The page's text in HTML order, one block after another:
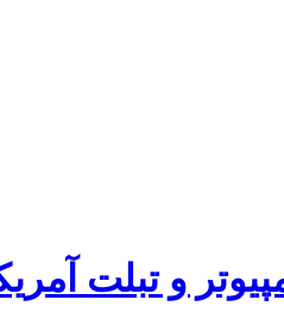
و تبلت